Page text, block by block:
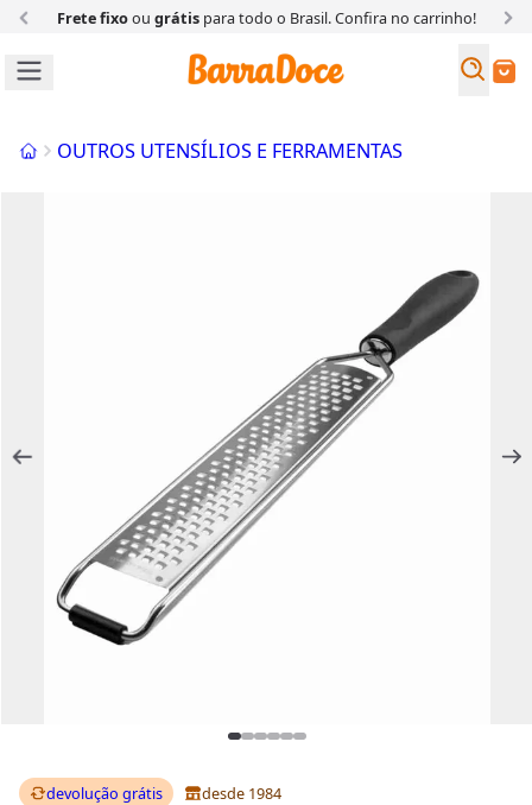
Frete fixoou grátispara todo o Brasil. Confira no carrinho!
Buscar
InícioOUTROS UTENSÍLIOS E FERRAMENTAS
devolução grátis
desde 1984